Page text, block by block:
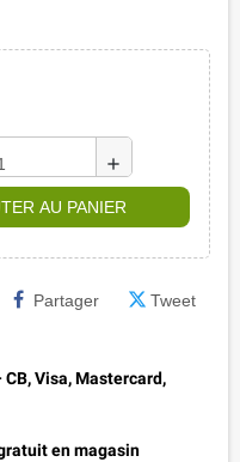
add
AU PANIER
Partager Tweet
Visa, Mastercard,
en magasin